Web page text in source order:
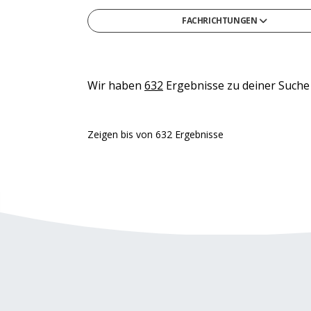
FACHRICHTUNGEN
Gesellschafts- & Sozialwissenschaften
Informatik
Medien, Kommunikation & Marketing
Wir haben 632 Ergebnisse zu deiner
Zeigen bis von 632 Ergebnisse